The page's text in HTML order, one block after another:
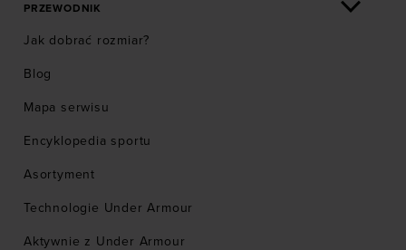
PRZEWODNIK
Jak dobrać rozmiar?
Blog
Mapa serwisu
Encyklopedia sportu
Asortyment
Technologie Under Armour
Aktywnie z Under Armour